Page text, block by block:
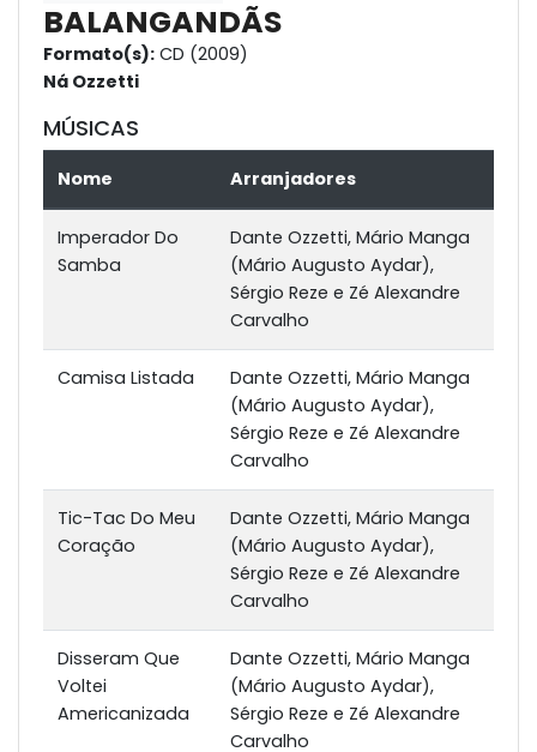
BALANGANDÃS
Formato(s): CD (2009)
Ná Ozzetti
MÚSICAS
Nome Arranjadores
Imperador Do
Samba
Dante Ozzetti, Mário Manga
(Mário Augusto Aydar),
Sérgio Reze e Zé Alexandre
Carvalho
Camisa Listada
Dante Ozzetti, Mário Manga
(Mário Augusto Aydar),
Sérgio Reze e Zé Alexandre
Carvalho
Tic-Tac Do Meu
Coração
Dante Ozzetti, Mário Manga
(Mário Augusto Aydar),
Sérgio Reze e Zé Alexandre
Carvalho
Disseram Que
Voltei
Americanizada
Dante Ozzetti, Mário Manga
(Mário Augusto Aydar),
Sérgio Reze e Zé Alexandre
Carvalho